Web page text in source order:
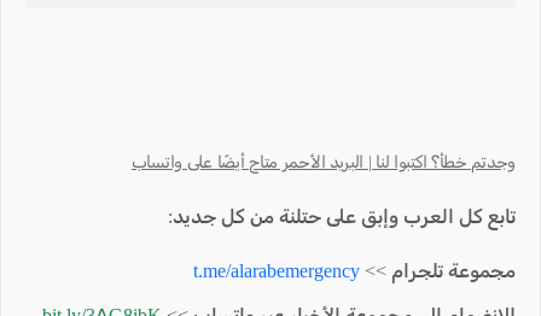
وجدتم خطأ؟ اكتبوا لنا | البريد الأحمر متاح أيضًا على واتساب
تابع كل العرب وإبق على حتلنة من كل جديد:
مجموعة تلجرام >> t.me/alarabemergency